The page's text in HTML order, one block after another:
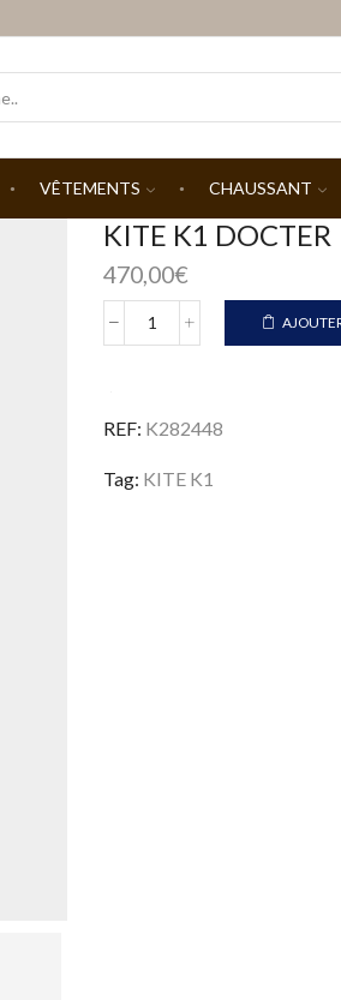
VÊTEMENTS CHAUSSANT
KITE K1 DOCTER
470,00€
quantité
DOCTER
REF: K282448
Tag: KITE K1